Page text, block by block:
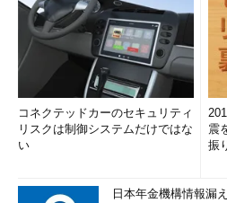
コネクテッドカーのセキュリティ
リスクは制御システムだけではな
い
震
振
日本年金機構情報漏